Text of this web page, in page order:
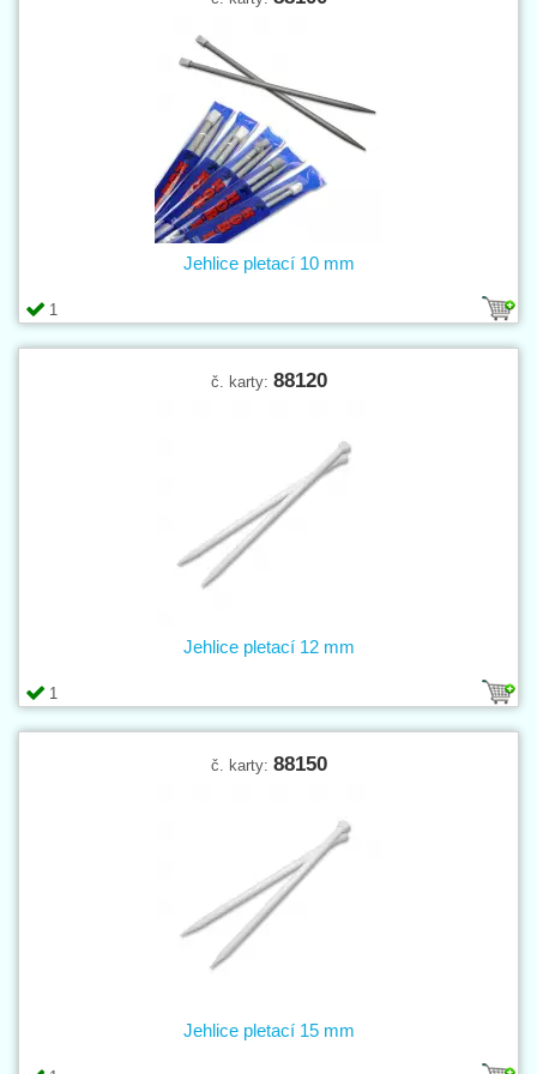
1
Jehlice pletací 10 mm
č. karty: 88120
1
Jehlice pletací 12 mm
č. karty: 88150
Jehlice pletací 15 mm